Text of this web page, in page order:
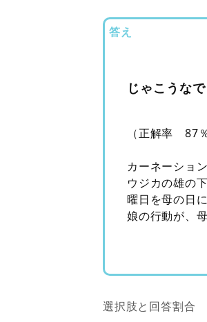
答え
じゃこうな
（正解率 87
カーネーショ
ウジカの雄の
曜日を母の日
娘の行動が、
選択肢と回答割合